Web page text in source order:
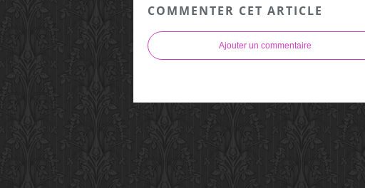
COMMENTER CET ARTICLE
Ajouter un commentaire